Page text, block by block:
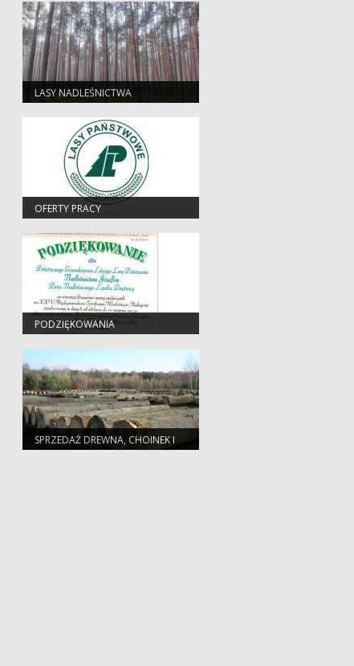
LASY NADLEŚNICTWA
OFERTY PRACY
PODZIĘKOWANIA
SPRZEDAŻ DREWNA, CHOINEK I
SADZONEK